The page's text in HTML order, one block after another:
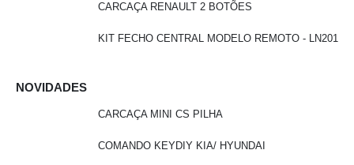
CARCAÇA RENAULT 2 BOTÕES
KIT FECHO CENTRAL MODELO REMOTO - LN201
NOVIDADES
CARCAÇA MINI CS PILHA
COMANDO KEYDIY KIA/ HYUNDAI